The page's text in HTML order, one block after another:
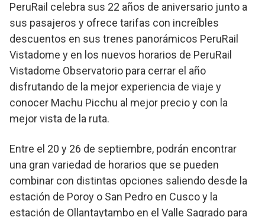
PeruRail celebra sus 22 años de aniversario junto a
sus pasajeros y ofrece tarifas con increíbles
descuentos en sus trenes panorámicos PeruRail
Vistadome y en los nuevos horarios de PeruRail
Vistadome Observatorio para cerrar el año
disfrutando de la mejor experiencia de viaje y
conocer Machu Picchu al mejor precio y con la
mejor vista de la ruta.
Entre el 20 y 26 de septiembre, podrán encontrar
una gran variedad de horarios que se pueden
combinar con distintas opciones saliendo desde la
estación de Poroy o San Pedro en Cusco y la
estación de Ollantaytambo en el Valle Sagrado para